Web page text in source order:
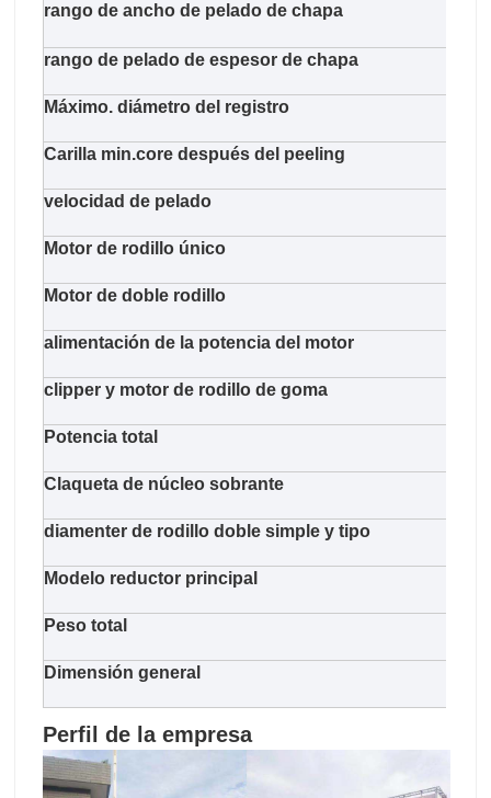
rango de ancho de pelado de chapa
rango de pelado de espesor de chapa
Máximo. diámetro del registro
Carilla min.core después del peeling
velocidad de pelado
Motor de rodillo único
Motor de doble rodillo
alimentación de la potencia del motor
clipper y motor de rodillo de goma
Potencia total
Claqueta de núcleo sobrante
diamenter de rodillo doble simple y tipo
Modelo reductor principal
Peso total
Dimensión general
Perfil de la empresa